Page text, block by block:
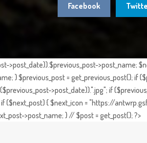
Facebook
>post_name;
} $previous_post = get_previous_post(); if
>post_date)).".jpg"; if
($next_post) { $next_icon = "https://
>post_name; } // $post = get_post(); ?>